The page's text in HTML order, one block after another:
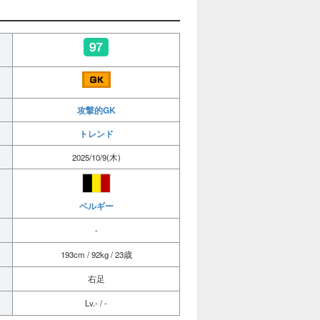
攻撃的GK
トレンド
2025/10/9(木)
ベルギー
-
193cm / 92kg / 23歳
右足
Lv.- / -